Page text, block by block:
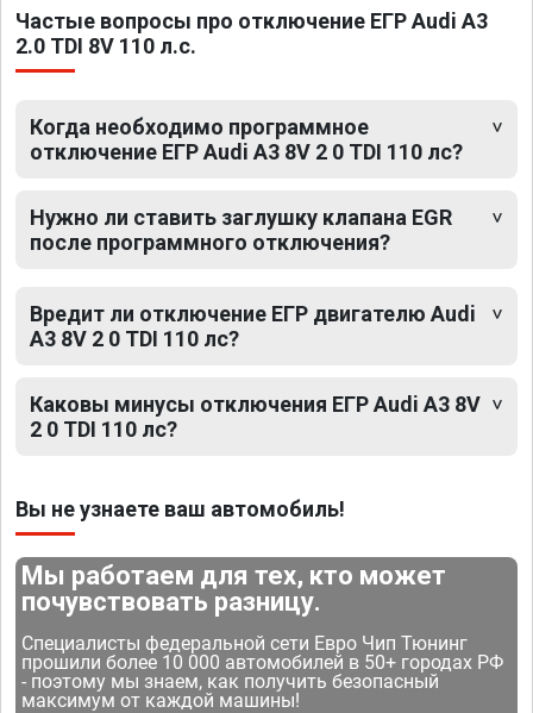
Частые вопросы про отключение ЕГР Audi A3
2.0 TDI 8V 110 л.с.
Когда необходимо программное
отключение ЕГР Audi A3 8V 2 0 TDI 110 лс?
Нужно ли ставить заглушку клапана EGR
после программного отключения?
Вредит ли отключение ЕГР двигателю Audi
A3 8V 2 0 TDI 110 лс?
Каковы минусы отключения ЕГР Audi A3 8V
2 0 TDI 110 лс?
Вы не узнаете ваш автомобиль!
Мы работаем для тех, кто может
почувствовать разницу.
Специалисты федеральной сети Евро Чип Тюнинг
прошили более 10 000 автомобилей в 50+ городах РФ
- поэтому мы знаем, как получить безопасный
максимум от каждой машины!